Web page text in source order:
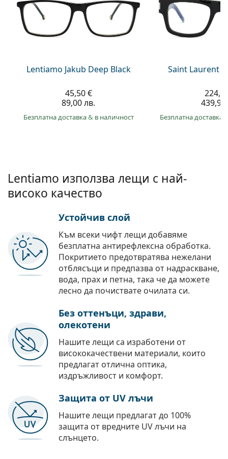
Persol
Prada
Lentiamo Jakub Deep Black
45,50 €
89,00 лв.
Безплатна доставка& в наличност
Saint Laurent
Безплатна доставка
Lentiamo използва лещи с най-
високо качество
Устойчив слой
Към всеки чифт лещи добавяме
безплатна антирефлексна обработка.
Покритието предотвратява нежелани
отблясъци и предпазва от надраскване,
вода, прах и петна, така че да можете
лесно да почиствате очилата си.
Без оттенъци, здрави,
олекотени
Нашите лещи са изработени от
висококачествени материали, които
предлагат отлична оптика,
издръжливост и комфорт.
Защита от UV лъчи
Нашите лещи предлагат до 100%
защита от вредните UV лъчи на
слънцето.